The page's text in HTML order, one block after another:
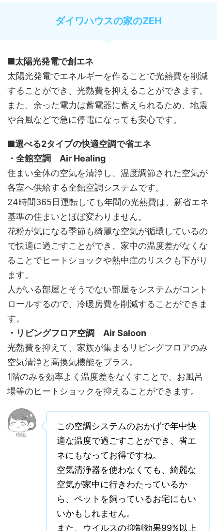
ダイワハウスの家のZEH
■太陽光発電で創エネ
太陽光発電でエネルギーを作ることで光熱費を削減
することができ、光熱費を抑えることができます。
また、余った電力は蓄電器に蓄えられるため、地震
や台風などで急に停電になっても安心です。
■選べる2タイプの快適空調で省エネ
・全館空調 Air Healing
住まい全体の空気を清浄し、温度調節された空気が
各室へ供給する全館空調システムです。
24時間365日運転しても年間の光熱費は、新省エネ
基準の住まいとほぼ変わりません。
花粉が気になる季節も綺麗な空気が循環しているの
で快適に過ごすことができ、家中の温度差がなくな
ることでヒートショックや熱中症のリスクも下がり
ます。
人がいる部屋とそうでない部屋をシステムがコント
ロールするので、冷暖房費を削減することができま
す。
・リビングフロア空調 Air Saloon
光熱費を抑えて、家族が集まるリビングフロアのみ
空気清浄と高換気機能をプラス。
1階のみを効率よく温度差をなくすことで、お風呂
場等のヒートショックを抑えることができます。
この空調システムのおかげで年中快
適な温度で過ごすことができ、省エ
ネにもなってお得ですね。
空気清浄器を使わなくても、綺麗な
空気が家中に行きわたっているか
ら、ペットを飼っているお宅にもい
いかもしれません。
また、ウイルスの抑制効果99%以上